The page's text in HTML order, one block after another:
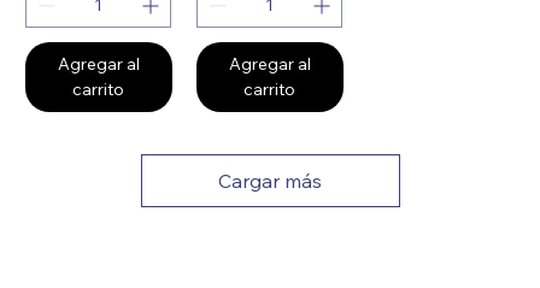
Agregar al
carrito
Agregar al
carrito
Cargar más